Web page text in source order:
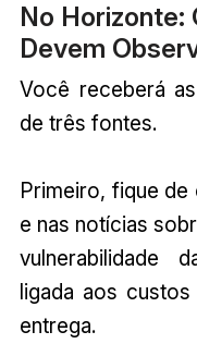
No Horizonte:
Devem
Você receberá
de três fontes.
Primeiro, fique
e nas notícias
vulnerabilidade
ligada aos
entrega.